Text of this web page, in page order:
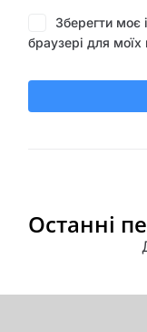
Зберегти моє
браузері для
Останні